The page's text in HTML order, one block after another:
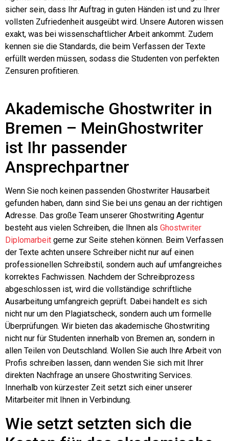
sicher sein, dass Ihr Auftrag in guten Händen ist und zu Ihrer
vollsten Zufriedenheit ausgeübt wird. Unsere Autoren wissen
exakt, was bei wissenschaftlicher Arbeit ankommt. Zudem
kennen sie die Standards, die beim Verfassen der Texte
erfüllt werden müssen, sodass die Studenten von perfekten
Zensuren profitieren.
Akademische Ghostwriter in
Bremen – MeinGhostwriter
ist Ihr passender
Ansprechpartner
Wenn Sie noch keinen passenden Ghostwriter Hausarbeit
gefunden haben, dann sind Sie bei uns genau an der richtigen
Adresse. Das große Team unserer Ghostwriting Agentur
besteht aus vielen Schreiben, die Ihnen als Ghostwriter
Diplomarbeit gerne zur Seite stehen können. Beim Verfassen
der Texte achten unsere Schreiber nicht nur auf einen
professionellen Schreibstil, sondern auch auf umfangreiches
korrektes Fachwissen. Nachdem der Schreibprozess
abgeschlossen ist, wird die vollständige schriftliche
Ausarbeitung umfangreich geprüft. Dabei handelt es sich
nicht nur um den Plagiatscheck, sondern auch um formelle
Überprüfungen. Wir bieten das akademische Ghostwriting
nicht nur für Studenten innerhalb von Bremen an, sondern in
allen Teilen von Deutschland. Wollen Sie auch Ihre Arbeit von
Profis schreiben lassen, dann wenden Sie sich mit Ihrer
direkten Nachfrage an unsere Ghostwriting Services.
Innerhalb von kürzester Zeit setzt sich einer unserer
Mitarbeiter mit Ihnen in Verbindung.
Wie setzt setzten sich die